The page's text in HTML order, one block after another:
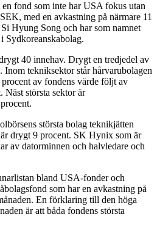
fond som inte har USA fokus utan
med en avkastning på närmare 11
Hyung Song och har som namnet
Sydkoreanskabolag.
40 innehav. Drygt en tredjedel av
Inom tekniksektor står hårvarubolagen
av fondens värde följt av
Näst största sektor är
största bolag teknikjätten
drygt 9 procent. SK Hynix som är
av datorminnen och halvledare och
bland USA-fonder och
som har en avkastning på
En förklaring till den höga
är att båda fondens största